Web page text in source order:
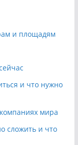
и площадям
и что нужно
мира
сложить и что